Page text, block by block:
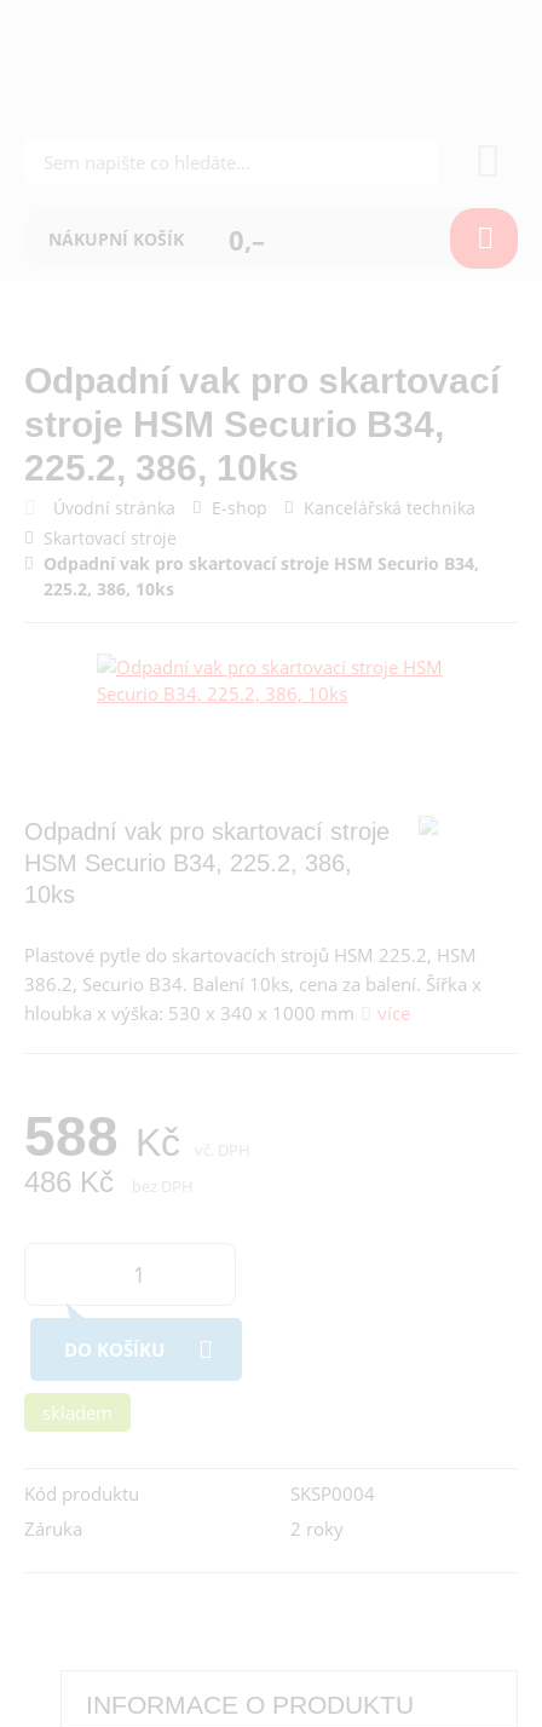
NÁKUPNÍ KOŠÍK 0,–
Odpadní vak pro skartovací
stroje HSM Securio B34,
225.2, 386, 10ks
Úvodní stránka E-shop
Kancelářská technika
Skartovací stroje
Odpadní vak pro skartovací stroje HSM Securio B34,
225.2, 386, 10ks
Odpadní vak pro skartovací stroje
HSM Securio B34, 225.2, 386,
10ks
Plastové pytle do skartovacích strojů HSM 225.2, HSM
386.2, Securio B34. Balení 10ks, cena za balení. Šířka x
hloubka x výška: 530 x 340 x 1000 mm
více
588 Kč vč. DPH
486 Kč bez DPH
DO KOŠÍKU
skladem
Kód produktu
SKSP0004
Záruka
2 roky
INFORMACE O PRODUKTU